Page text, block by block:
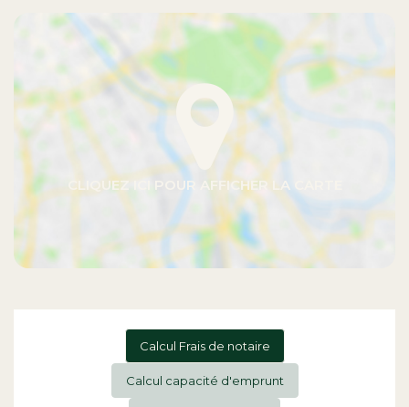
Calcul Frais de notaire
Calcul capacité d'emprunt